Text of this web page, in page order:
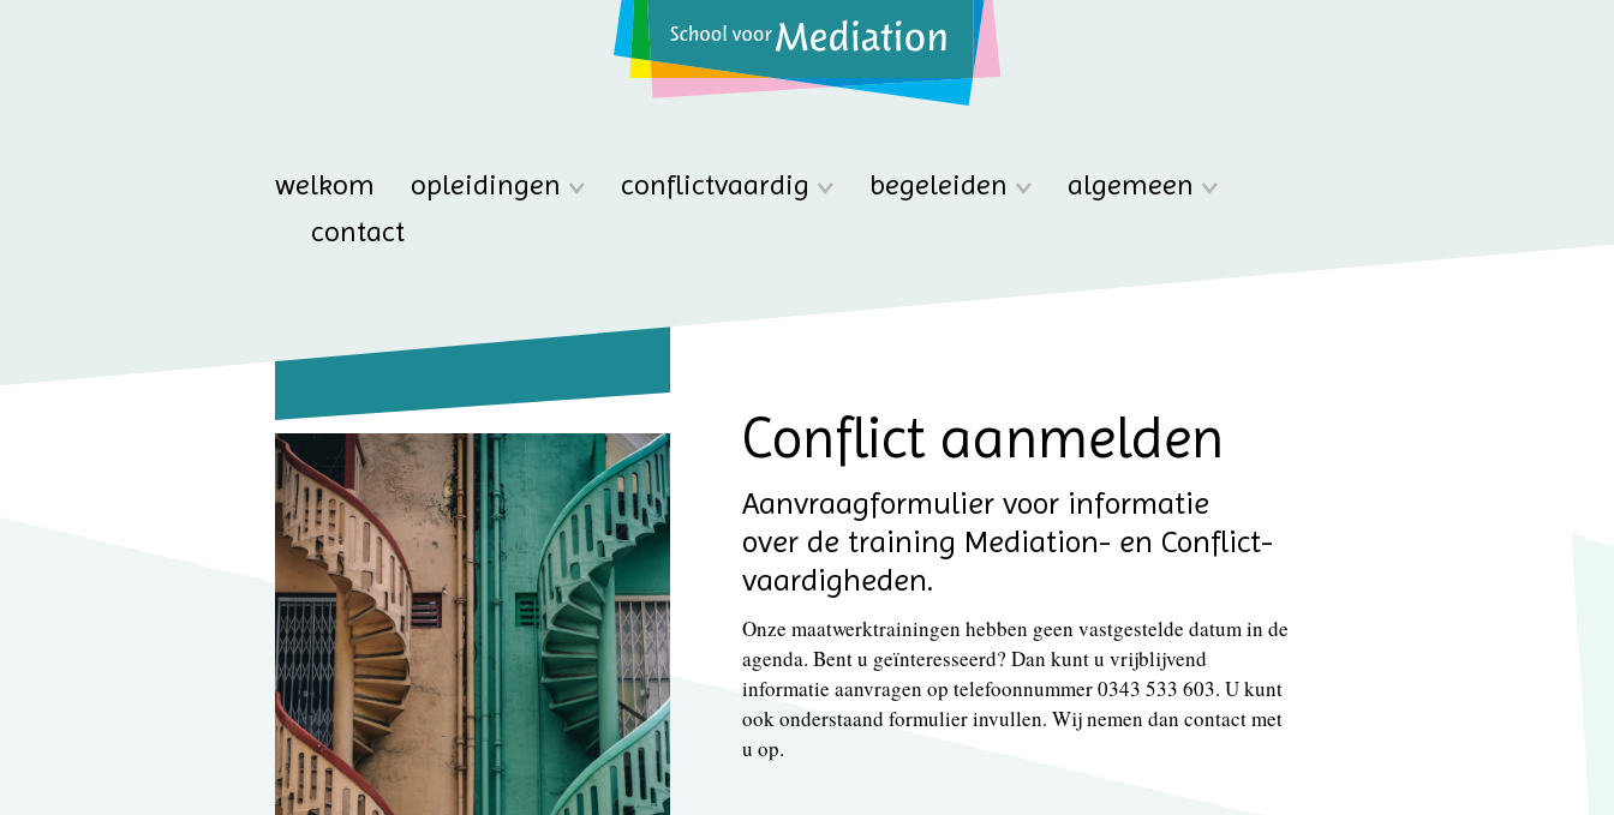
welkom opleidingen conflictvaardig begeleiden
algemeen
contact
Conflict aanmelden
Aanvraagformulier voor informatie
over de training Mediation- en Conflict­
vaardigheden.
Onze maatwerktrainingen hebben geen vastgestelde datum in de
agenda. Bent u geïnteresseerd? Dan kunt u vrijblijvend
informatie aanvragen op telefoonnummer 0343 533 603. U kunt
ook onderstaand formulier invullen. Wij nemen dan contact met
u op.